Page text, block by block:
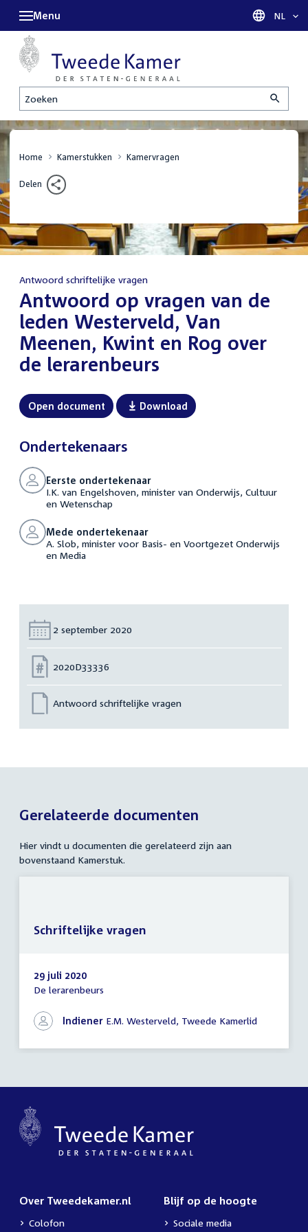
Zoeken
Menu Taal
NL
Home Kamerstukken Kamervragen
Delen
Antwoord schriftelijke vragen
Antwoord op vragen van de
leden Westerveld, Van
Meenen, Kwint en Rog over
de lerarenbeurs
Open document Download
Ondertekenaars
Eerste ondertekenaar
I.K. van Engelshoven, minister van Onderwijs, Cultuur
en Wetenschap
Mede ondertekenaar
A. Slob, minister voor Basis- en Voortgezet Onderwijs
en Media
Datum:
2 september 2020
Nummer:
2020D33336
Antwoord schriftelijke vragen
Gerelateerde documenten
Hier vindt u documenten die gerelateerd zijn aan
bovenstaand Kamerstuk.
Schriftelijke
29 juli 2020
De lerarenbeurs
Indiener E.M. Westerveld, Tweede Kamerlid
Schriftelijke vragen
Over Tweedekamer.nl
Colofon
Blijf op de hoogte
Sociale media